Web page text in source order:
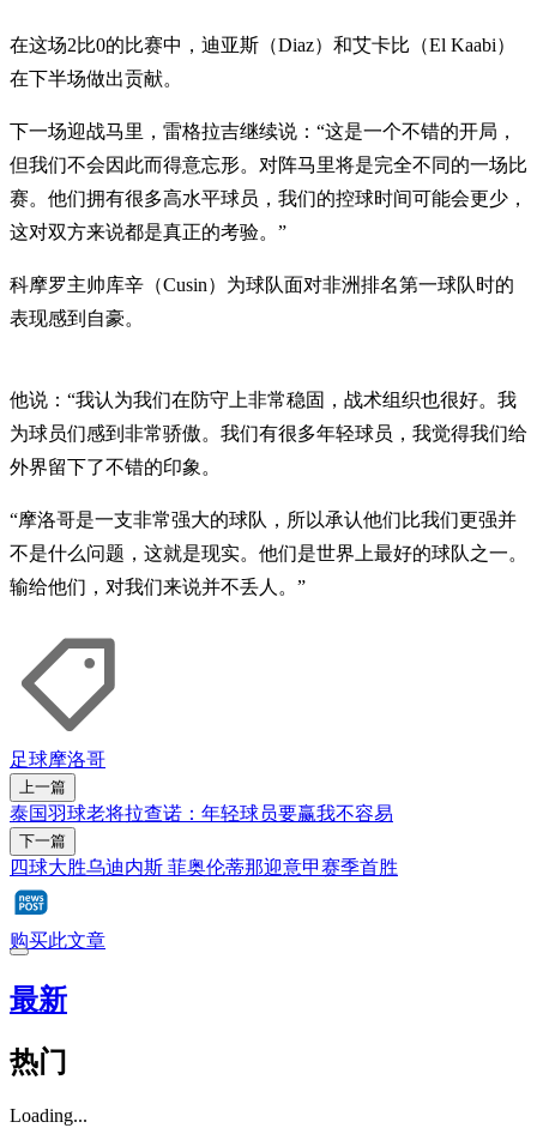
在这场2比0的比赛中，迪亚斯（Diaz）和艾卡比（El Kaabi）
在下半场做出贡献。
下一场迎战马里，雷格拉吉继续说：“这是一个不错的开局，
但我们不会因此而得意忘形。对阵马里将是完全不同的一场比
赛。他们拥有很多高水平球员，我们的控球时间可能会更少，
这对双方来说都是真正的考验。”
科摩罗主帅库辛（Cusin）为球队面对非洲排名第一球队时的
表现感到自豪。
他说：“我认为我们在防守上非常稳固，战术组织也很好。我
为球员们感到非常骄傲。我们有很多年轻球员，我觉得我们给
外界留下了不错的印象。
“摩洛哥是一支非常强大的球队，所以承认他们比我们更强并
不是什么问题，这就是现实。他们是世界上最好的球队之一。
输给他们，对我们来说并不丢人。”
足球摩洛哥
上一篇
泰国羽球老将拉查诺：年轻球员要赢我不容易
下一篇
四球大胜乌迪内斯 菲奥伦蒂那迎意甲赛季首胜
购买此文章
最新
热门
Loading...